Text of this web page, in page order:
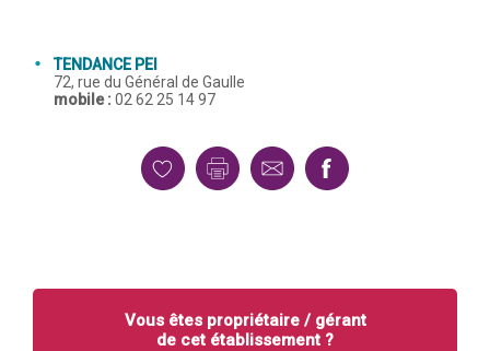
TENDANCE PEI
72, rue du Général de Gaulle
mobile : 02 62 25 14 97
Vous êtes propriétaire / gérant
de cet établissement ?